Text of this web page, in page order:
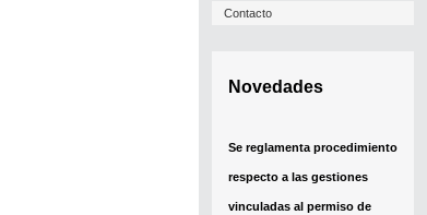
Contacto
Novedades
Se reglamenta procedimiento
respecto a las gestiones
vinculadas al permiso de